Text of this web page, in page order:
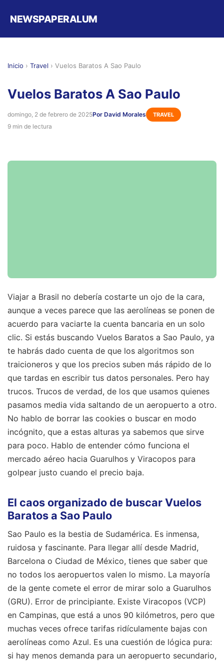
NEWSPAPERALUM
Inicio › Travel › Vuelos Baratos A Sao Paulo
Vuelos Baratos A Sao Paulo
domingo, 2 de febrero de 2025Por David Morales TRAVEL
9 min de lectura
Viajar a Brasil no debería costarte un ojo de la cara,
aunque a veces parece que las aerolíneas se ponen de
acuerdo para vaciarte la cuenta bancaria en un solo
clic. Si estás buscando Vuelos Baratos a Sao Paulo, ya
te habrás dado cuenta de que los algoritmos son
traicioneros y que los precios suben más rápido de lo
que tardas en escribir tus datos personales. Pero hay
trucos. Trucos de verdad, de los que usamos quienes
pasamos media vida saltando de un aeropuerto a otro.
No hablo de borrar las cookies o buscar en modo
incógnito, que a estas alturas ya sabemos que sirve
para poco. Hablo de entender cómo funciona el
mercado aéreo hacia Guarulhos y Viracopos para
golpear justo cuando el precio baja.
El caos organizado de buscar Vuelos
Baratos a Sao Paulo
Sao Paulo es la bestia de Sudamérica. Es inmensa,
ruidosa y fascinante. Para llegar allí desde Madrid,
Barcelona o Ciudad de México, tienes que saber que
no todos los aeropuertos valen lo mismo. La mayoría
de la gente comete el error de mirar solo a Guarulhos
(GRU). Error de principiante. Existe Viracopos (VCP)
en Campinas, que está a unos 90 kilómetros, pero que
muchas veces ofrece tarifas ridículamente bajas con
aerolíneas como Azul. Es una cuestión de lógica pura:
si hay menos demanda para un aeropuerto secundario,